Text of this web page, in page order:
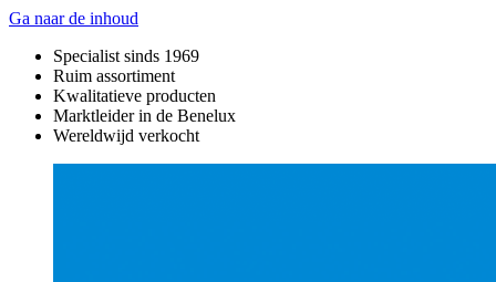
Ga naar de inhoud
Specialist sinds 1969
Ruim assortiment
Kwalitatieve producten
Marktleider in de Benelux
Wereldwijd verkocht